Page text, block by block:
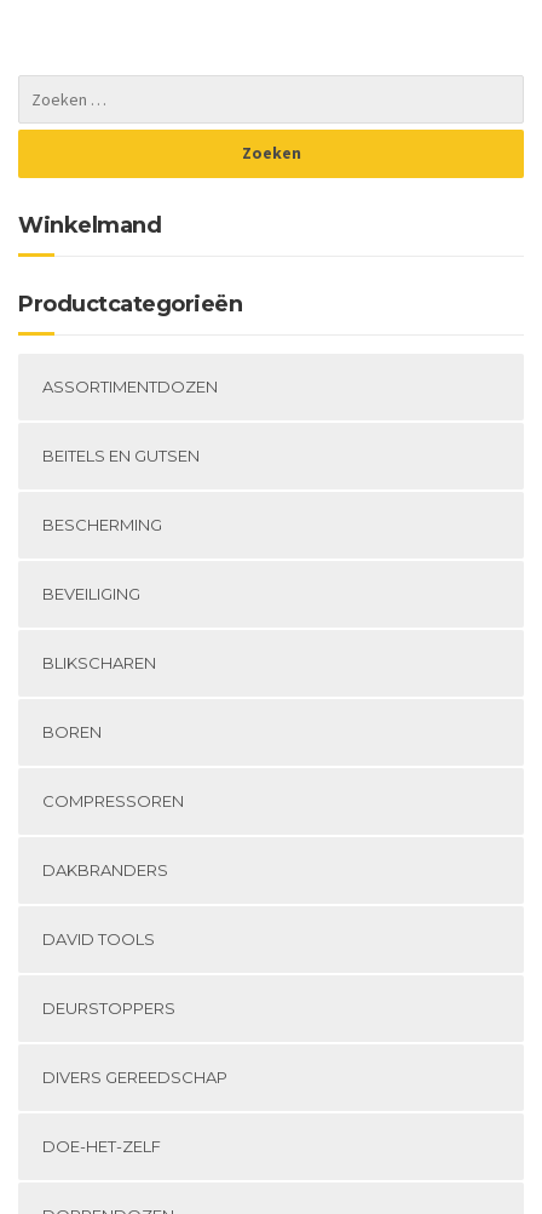
op
Winkelmand
Productcategorieën
ASSORTIMENTDOZEN
BEITELS EN GUTSEN
BESCHERMING
BEVEILIGING
BLIKSCHAREN
BOREN
COMPRESSOREN
DAKBRANDERS
DAVID TOOLS
DEURSTOPPERS
DIVERS GEREEDSCHAP
DOE-HET-ZELF